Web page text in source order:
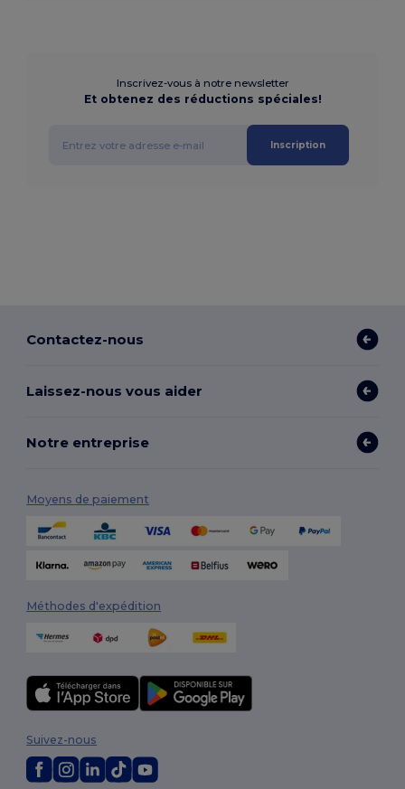
Inscrivez-vous à notre newsletter
Et obtenez des réductions spéciales!
Inscription
Contactez-nous
Laissez-nous vous aider
Notre entreprise
Moyens de paiement
Méthodes d'expédition
Suivez-nous